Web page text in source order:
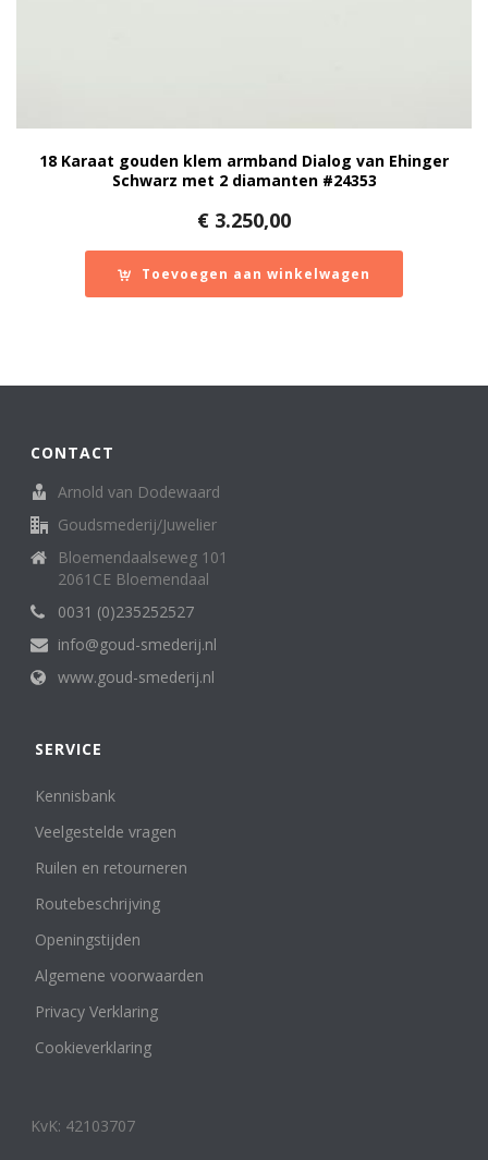
18 Karaat gouden klem armband Dialog van Ehinger
Schwarz met 2 diamanten #24353
€ 3.250,00
Toevoegen aan winkelwagen
CONTACT
Arnold van Dodewaard
Goudsmederij/Juwelier
Bloemendaalseweg 101
2061CE Bloemendaal
0031 (0)235252527
info@goud-smederij.nl
www.goud-smederij.nl
SERVICE
Kennisbank
Veelgestelde vragen
Ruilen en retourneren
Routebeschrijving
Openingstijden
Algemene voorwaarden
Privacy Verklaring
Cookieverklaring
KvK: 42103707